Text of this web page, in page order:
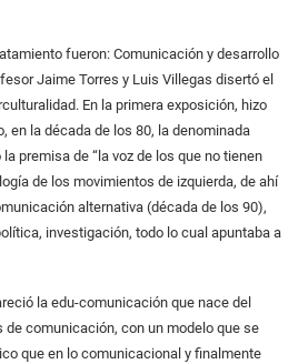
fueron: Comunicación y desarrollo
Jaime Torres y Luis Villegas disertó el
En la primera exposición, hizo
en la década de los 80, la denominada
premisa de “la voz de los que no tienen
de los movimientos de izquierda, de ahí
alternativa (década de los 90),
investigación, todo lo cual apuntaba a
la edu-comunicación que nace del
de comunicación, con un modelo que se
que en lo comunicacional y finalmente